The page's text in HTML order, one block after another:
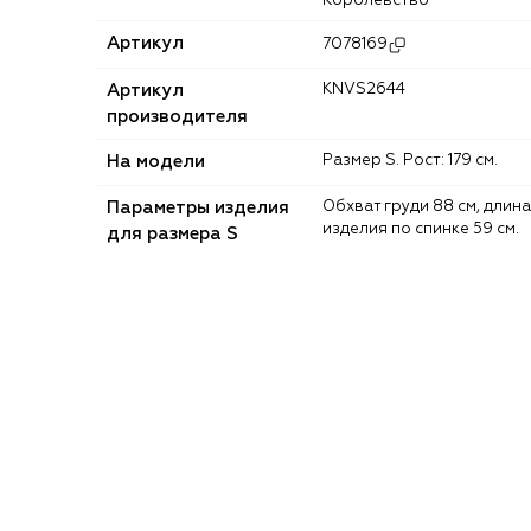
Артикул 7078169
Артикул
производителя
KNVS2644
На модели Размер S. Рост: 179 см.
Параметры изделия
для размера S
Обхват груди 88 см, длина
изделия по спинке 59 см.